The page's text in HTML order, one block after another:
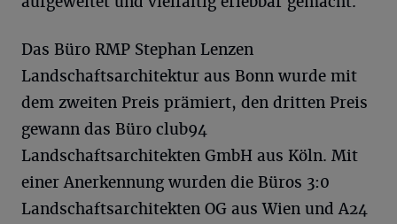
Das Büro RMP Stephan Lenzen
Landschaftsarchitektur aus Bonn wurde mit
dem zweiten Preis prämiert, den dritten Preis
gewann das Büro club94
Landschaftsarchitekten GmbH aus Köln. Mit
einer Anerkennung wurden die Büros 3:0
Landschaftsarchitekten OG aus Wien und A24